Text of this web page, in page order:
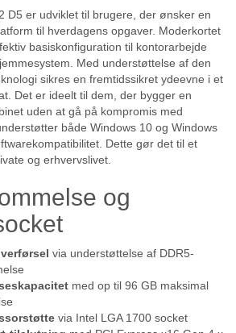
D5 er udviklet til brugere, der ønsker en
til hverdagens opgaver. Moderkortet
basiskonfiguration til kontorarbejde
Med understøttelse af den
sikres en fremtidssikret ydeevne i et
Det er ideelt til dem, der bygger en
uden at gå på kompromis med
både Windows 10 og Windows
Dette gør det til et
og erhvervslivet.
og
via understøttelse af DDR5-
med op til 96 GB maksimal
via Intel LGA 1700 socket